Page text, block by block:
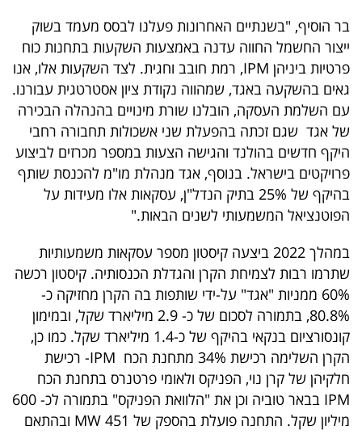
בר הוסיף, "בשנתיים האחרונות פעלנו לבסס מעמד בשוק
ייצור החשמל החווה עדנה באמצעות השקעות בתחנות כוח
פרטיות ביניהן IPM, רמת חובב וחגית. לצד השקעות אלו, אנו
גאים בהשקעה באגד, שמהווה נקודת ציון אסטרטגית עבורנו.
עם השלמת העסקה, הובלנו שורת מינויים בהנהלה הבכירה
של אגד שגם זכתה בהפעלת שני אשכולות תחבורה רחבי
היקף חדשים בהולנד והגישה הצעות במספר מכרזים לביצוע
פרויקטים בישראל. בנוסף, אגד מנהלת מו"מ להכנסת שותף
בהיקף של 25% בתיק הנדל"ן, עסקאות אלו מעידות על
הפוטנציאל המשמעותי לשנים הבאות."
במהלך 2022 ביצעה קיסטון מספר עסקאות משמעותיות
שתרמו רבות לצמיחת הקרן והגדלת הכנסותיה. קיסטון רכשה
60% ממניות "אגד" על-ידי שותפות בה הקרן מחזיקה כ-
80.8%, בתמורה לסכום של כ- 2.9 מיליארד שקל, ובמימון
קונסורציום בנקאי בהיקף של כ-1.4 מיליארד שקל. כמו כן,
הקרן השלימה רכישת 34% מתחנת הכח IPM- רכישת
חלקיהן של קרן נוי, הפניקס ולאומי פרטנרס בתחנת הכח
IPM בבאר טוביה וכן את "הלוואת הפניקס" בתמורה לכ- 600
מיליון שקל. התחנה פועלת בהספק של 451 MW ובהתאם